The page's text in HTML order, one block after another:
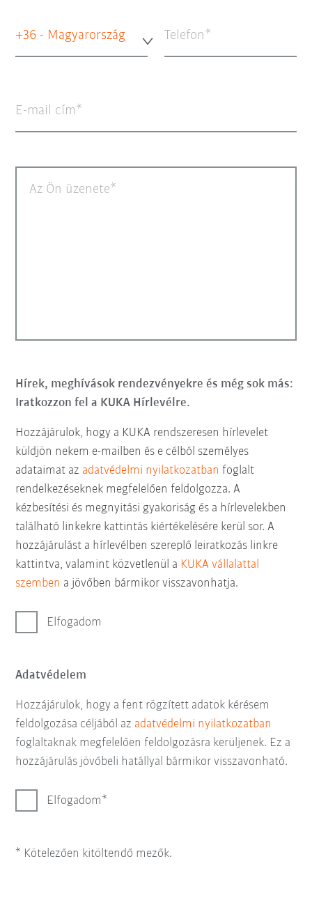
+36 - Magyarország Telefon
E-mail cím
Az Ön üzenete
Hírek, meghívások rendezvényekre és még sok más:
Iratkozzon fel a KUKA Hírlevélre.
Hozzájárulok, hogy a KUKA rendszeresen hírlevelet
küldjön nekem e-mailben és e célból személyes
adataimat az adatvédelmi nyilatkozatban foglalt
rendelkezéseknek megfelelően feldolgozza. A
kézbesítési és megnyitási gyakoriság és a hírlevelekben
található linkekre kattintás kiértékelésére kerül sor. A
hozzájárulást a hírlevélben szereplő leiratkozás linkre
kattintva, valamint közvetlenül a KUKA vállalattal
szemben a jövőben bármikor visszavonhatja.
Elfogadom
Adatvédelem
Hozzájárulok, hogy a fent rögzített adatok kérésem
feldolgozása céljából az adatvédelmi nyilatkozatban
foglaltaknak megfelelően feldolgozásra kerüljenek. Ez a
hozzájárulás jövőbeli hatállyal bármikor visszavonható.
Elfogadom
* Kötelezően kitöltendő mezők.